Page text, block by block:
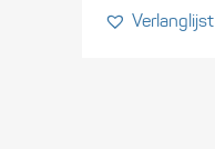
Verlanglijst